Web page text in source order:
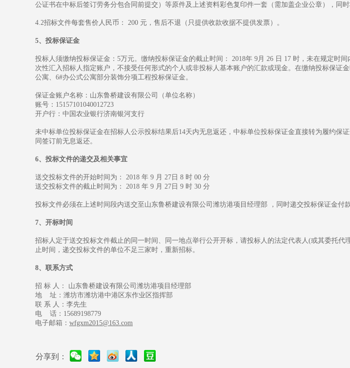
公证书在中标后签订劳务分包合同前提交）等原件及上述资料彩色复印件一套（需加盖企业公章）
4.2招标文件每套售价人民币： 200 元，售后不退（只提供收款收据不提供发票）。
5、投标保证金
投标人须缴纳投标保证金：5万元。缴纳投标保证金的截止时间： 2018年 9月 26 日 17 时，未在规定
次性汇入招标人指定账户，不接受任何形式的个人或非投标人基本账户的汇款或现金。在缴纳投标保证
公寓、6#办公式公寓部分装饰分项工程投标保证金。
保证金账户名称：山东鲁桥建设有限公司（单位名称）
账号：15157101040012723
开户行：中国农业银行济南银河支行
未中标单位投标保证金在招标人公示投标结果后14天内无息返还，中标单位投标保证金直接转为履约
同签订前无息返还。
6、投标文件的递交及相关事宜
送交投标文件的开始时间为： 2018 年 9 月 27日 8 时 00 分
送交投标文件的截止时间为： 2018 年 9 月 27日 9 时 30 分
投标文件必须在上述时间段内送交至山东鲁桥建设有限公司潍坊港项目经理部 ，同时递交投标保证金付
7、开标时间
招标人定于送交投标文件截止的同一时间、同一地点举行公开开标，请投标人的法定代表人(或其委托
止时间，递交投标文件的单位不足三家时，重新招标。
8、联系方式
招 标 人： 山东鲁桥建设有限公司潍坊港项目经理部
地 址：潍坊市潍坊港中港区东作业区指挥部
联 系 人：李先生
电 话：15689198779
电子邮箱： wfgxm2015@163.com
分享到：